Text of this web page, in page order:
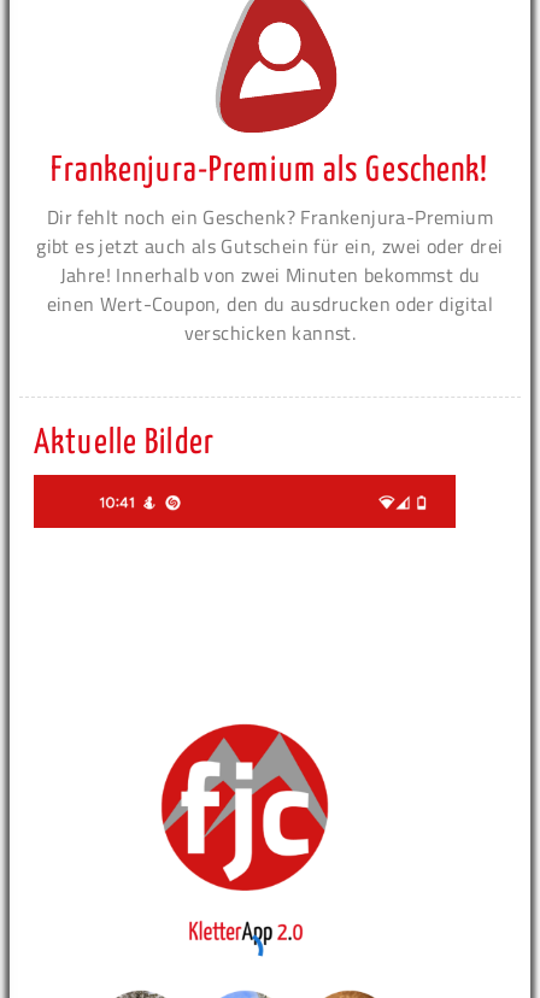
Frankenjura-Premium als Geschenk!
Dir fehlt noch ein Geschenk? Frankenjura-Premium
gibt es jetzt auch als Gutschein für ein, zwei oder drei
Jahre! Innerhalb von zwei Minuten bekommst du
einen Wert-Coupon, den du ausdrucken oder digital
verschicken kannst.
Aktuelle Bilder